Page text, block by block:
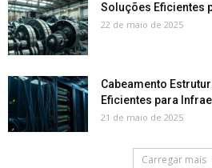
Soluções Eficientes
22 de maio de 2025
Cabeamento
Eficientes para
21 de maio de 2025
Carregar mais